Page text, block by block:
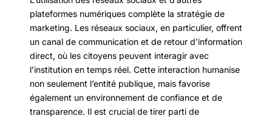
plateformes numériques complète la stratégie de
marketing. Les réseaux sociaux, en particulier, offrent
un canal de communication et de retour d’information
direct, où les citoyens peuvent interagir avec
l’institution en temps réel. Cette interaction humanise
non seulement l’entité publique, mais favorise
également un environnement de confiance et de
transparence. Il est crucial de tirer parti de